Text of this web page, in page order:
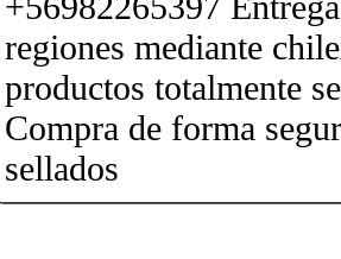
regiones mediante
productos totalmente
Compra de forma
sellados